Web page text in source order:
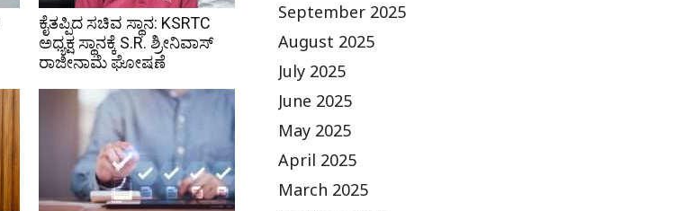
ಕೈತಪ್ಪಿದ ಸಚಿವ ಸ್ಥಾನ: KSRTC
ಅಧ್ಯಕ್ಷ ಸ್ಥಾನಕ್ಕೆ S.R. ಶ್ರೀನಿವಾಸ್
ರಾಜೀನಾಮೆ ಘೋಷಣೆ
September 2025
August 2025
July 2025
June 2025
May 2025
April 2025
March 2025